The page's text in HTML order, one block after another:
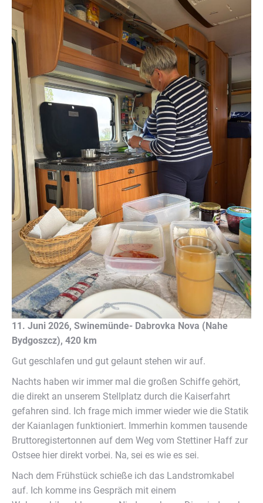
11. Juni 2026, Swinemünde- Dabrovka Nova (Nahe
Bydgoszcz), 420 km
Gut geschlafen und gut gelaunt stehen wir auf.
Nachts haben wir immer mal die großen Schiffe gehört,
die direkt an unserem Stellplatz durch die Kaiserfahrt
gefahren sind. Ich frage mich immer wieder wie die Statik
der Kaianlagen funktioniert. Immerhin kommen tausende
Bruttoregistertonnen auf dem Weg vom Stettiner Haff zur
Ostsee hier direkt vorbei. Na, sei es wie es sei.
Nach dem Frühstück schieße ich das Landstromkabel
auf. Ich komme ins Gespräch mit einem